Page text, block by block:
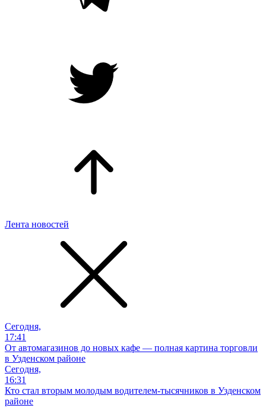
Лента новостей
Сегодня,
17:41
От автомагазинов до новых кафе — полная картина торговли
в Узденском районе
Сегодня,
16:31
Кто стал вторым молодым водителем-тысячников в Узденском
районе